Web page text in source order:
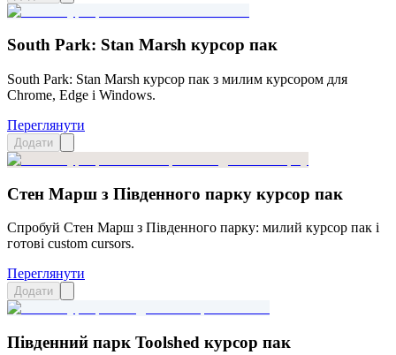
South Park: Stan Marsh курсор пак
South Park: Stan Marsh курсор пак з милим курсором для
Chrome, Edge і Windows.
Переглянути
Додати
Стен Марш з Південного парку курсор пак
Спробуй Стен Марш з Південного парку: милий курсор пак і
готові custom cursors.
Переглянути
Додати
Південний парк Toolshed курсор пак